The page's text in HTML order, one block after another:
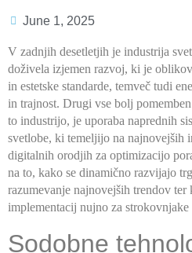
June 1, 2025
V zadnjih desetletjih je industrija
doživela izjemen razvoj, ki je
in estetske standarde, temveč tudi
in trajnost. Drugi vse bolj
to industrijo, je uporaba naprednih
svetlobe, ki temeljijo na najnovejših
digitalnih orodjih za optimizacijo
na to, kako se dinamično razvijajo
razumevanje najnovejših trendov ter
implementacij nujno za
Sodobne